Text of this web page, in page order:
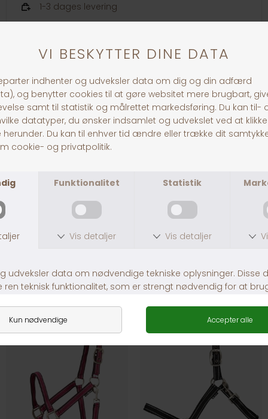
1-3 dages levering
DKK 45,00
Fra DKK 69,00